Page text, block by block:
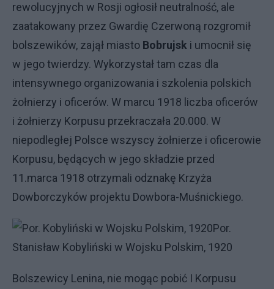
rewolucyjnych w Rosji ogłosił neutralność, ale
zaatakowany przez Gwardię Czerwoną rozgromił
bolszewików, zajął miasto Bobrujsk i umocnił się
w jego twierdzy. Wykorzystał tam czas dla
intensywnego organizowania i szkolenia polskich
żołnierzy i oficerów. W marcu 1918 liczba oficerów
i żołnierzy Korpusu przekraczała 20.000. W
niepodległej Polsce wszyscy żołnierze i oficerowie
Korpusu, będących w jego składzie przed
11.marca 1918 otrzymali odznakę Krzyża
Dowborczyków projektu Dowbora-Muśnickiego.
Por.
Stanisław Kobyliński w Wojsku Polskim, 1920
Bolszewicy Lenina, nie mogąc pobić I Korpusu